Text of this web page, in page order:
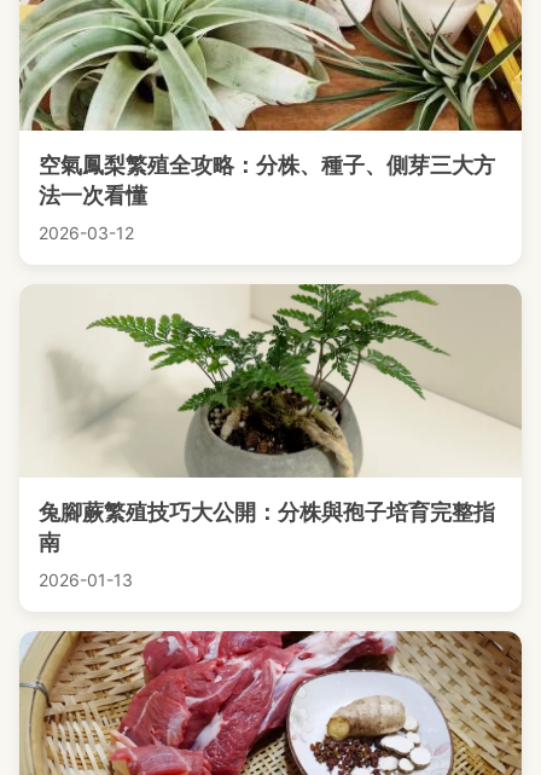
空氣鳳梨繁殖全攻略：分株、種子、側芽三大方
法一次看懂
2026-03-12
兔腳蕨繁殖技巧大公開：分株與孢子培育完整指
南
2026-01-13